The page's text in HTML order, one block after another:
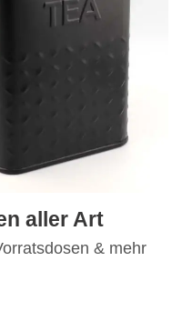
aller Art
& mehr